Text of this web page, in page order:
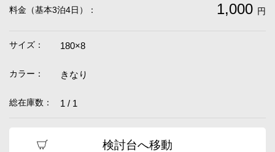
料金（基本3泊4日）： 1,000 円
サイズ： 180×8
カラー： きなり
総在庫数： 1 / 1
検討台へ移動